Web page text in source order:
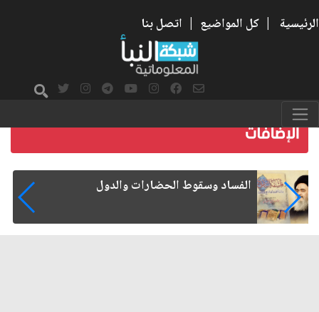
الرئيسية | كل المواضيع | اتصل بنا
رواتب الموظفين على صفيح ساخن